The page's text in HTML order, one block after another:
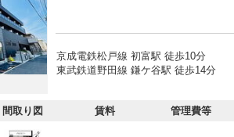
京成電鉄松戸線 初富駅 徒歩10分
東武鉄道野田線 鎌ケ谷駅 徒歩14分
間取り図 賃料 管理費等